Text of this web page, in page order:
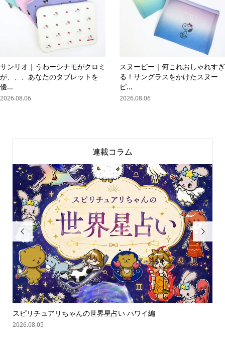
サンリオ｜うわーシナモがクロミ
が、、、あなたのタブレットを
優...
2026.08.06
スヌーピー｜何これおしゃれすぎ
る！サングラスをかけたスヌー
ピ...
2026.08.06
連載コラム

スピリチュアリちゃんの世界星占い ハワイ編
2026.08.05
